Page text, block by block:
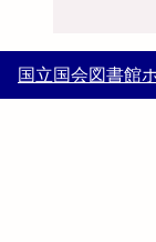
国立国会図書館